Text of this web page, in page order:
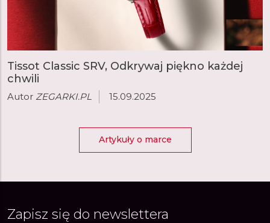
Tissot Classic SRV, Odkrywaj piękno każdej
chwili
Autor ZEGARKI.PL 15.09.2025
Artykuły o marce
Zapisz się do newslettera